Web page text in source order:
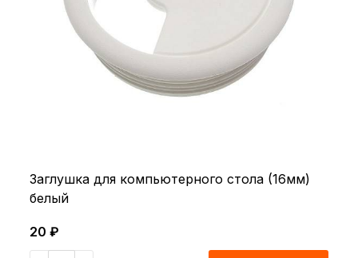
Заглушка для компьютерного стола (16мм)
белый
20 ₽